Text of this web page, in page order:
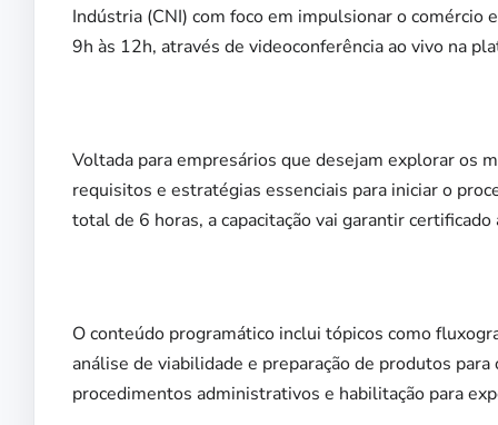
Indústria (CNI) com foco em impulsionar o comércio
9h às 12h, através de videoconferência ao vivo na
Voltada para empresários que desejam explorar os
requisitos e estratégias essenciais para iniciar o
total de 6 horas, a capacitação vai garantir
O conteúdo programático inclui tópicos como
análise de viabilidade e preparação de produtos
procedimentos administrativos e habilitação para